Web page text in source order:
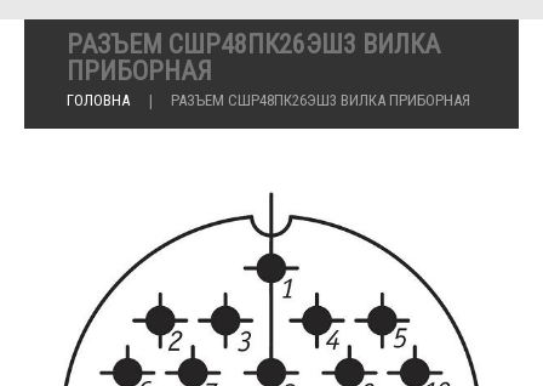
РАЗЪЕМ СШР48ПК26ЭШ3 ВИЛКА
ПРИБОРНАЯ
ГОЛОВНА РАЗЪЕМ СШР48ПК26ЭШ3 ВИЛКА ПРИБОРНАЯ